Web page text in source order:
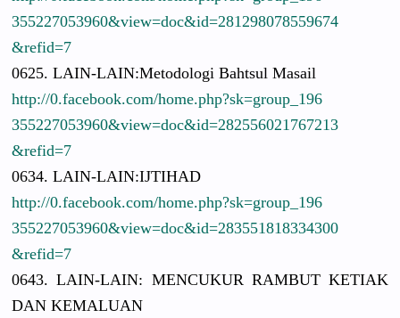
355227053960&view=doc&id=281298078559674
&refid=7
0625. LAIN-LAIN:Metodologi Bahtsul Masail
http://0.facebook.com/home.php?sk=group_196
355227053960&view=doc&id=282556021767213
&refid=7
0634. LAIN-LAIN:IJTIHAD
http://0.facebook.com/home.php?sk=group_196
355227053960&view=doc&id=283551818334300
&refid=7
0643. LAIN-LAIN: MENCUKUR RAMBUT KETIAK
DAN KEMALUAN